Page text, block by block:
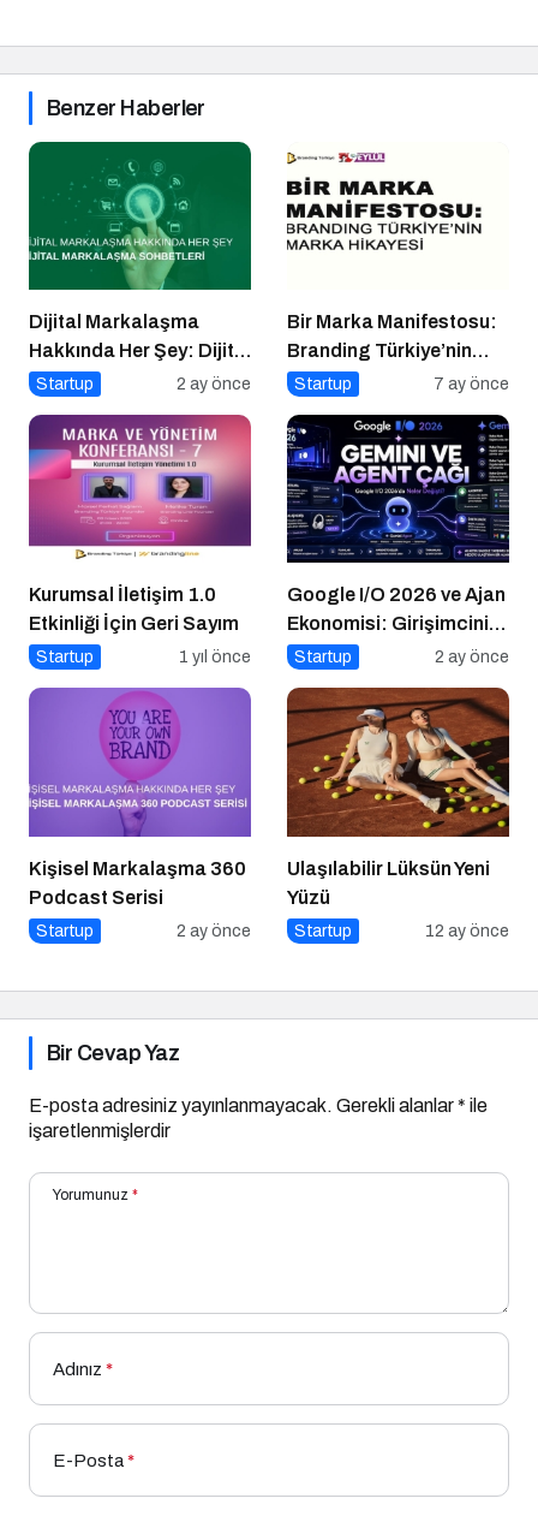
Benzer Haberler
Dijital Markalaşma
Hakkında Her Şey: Dijital
Markalaşma Sohbetleri
Startup 2 ay önce
Bir Marka Manifestosu:
Branding Türkiye’nin
Marka Hikayesi
Startup 7 ay önce
Kurumsal İletişim 1.0
Etkinliği İçin Geri Sayım
Startup 1 yıl önce
Google I/O 2026 ve Ajan
Ekonomisi: Girişimcinin
Yeni Rakibi Arama
Startup 2 ay önce
Kişisel Markalaşma 360
Podcast Serisi
Startup 2 ay önce
Ulaşılabilir Lüksün Yeni
Yüzü
Startup 12 ay önce
Bir Cevap Yaz
E-posta adresiniz yayınlanmayacak. Gerekli alanlar* ile
işaretlenmişlerdir
Yorumunuz *
Adınız *
E-Posta*